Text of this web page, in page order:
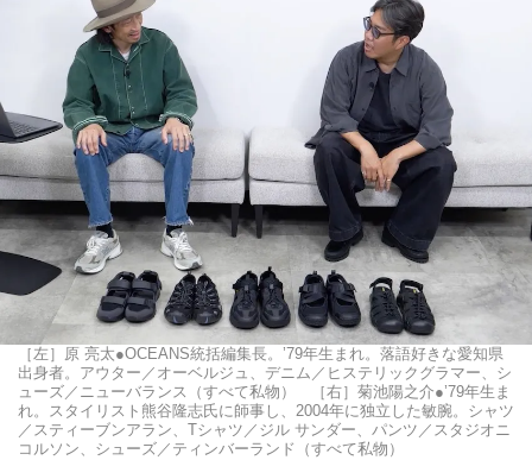
［左］原 亮太●OCEANS統括編集長。’79年生まれ。落語好きな愛知県
出身者。アウター／オーベルジュ、デニム／ヒステリックグラマー、シ
ューズ／ニューバランス（すべて私物） ［右］菊池陽之介●’79年生ま
れ。スタイリスト熊谷隆志氏に師事し、2004年に独立した敏腕。シャツ
／スティーブンアラン、Tシャツ／ジル サンダー、パンツ／スタジオニ
コルソン、シューズ／ティンバーランド（すべて私物）